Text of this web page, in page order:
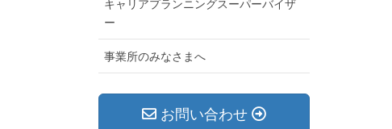
キャリアプランニングスーパーバイザ
ー
事業所のみなさまへ
お問い合わせ